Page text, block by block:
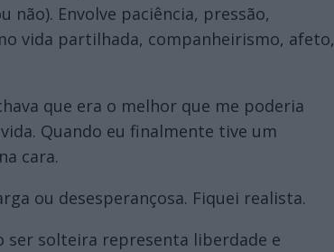
Envolve paciência, pressão,
vida partilhada, companheirismo, afeto,
que era o melhor que me poderia
Quando eu finalmente tive um
cara.
ou desesperançosa. Fiquei realista.
ser solteira representa liberdade e